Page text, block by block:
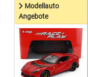
Modellauto
Angebote